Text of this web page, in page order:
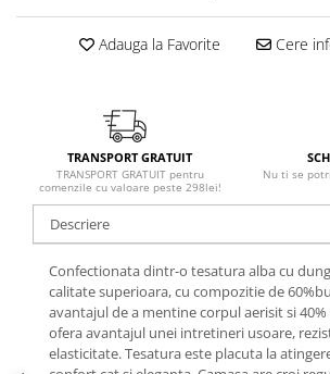
Adauga la Favorite Cere
TRANSPORT GRATUIT
TRANSPORT GRATUIT pentru
comenzile cu valoare peste 298lei!
Nu ti se
Descriere
Confectionata dintr-o tesatura alba cu
calitate superioara, cu compozitie de
avantajul de a mentine corpul aerisit si
ofera avantajul unei intretineri usoare,
elasticitate. Tesatura este placuta la